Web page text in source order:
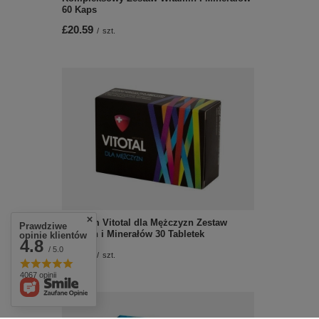
60 Kaps
£20.59 / szt.
Aflofarm Vitotal dla Mężczyzn Zestaw
Witamin i Minerałów 30 Tabletek
£14.59 / szt.
Prawdziwe
opinie klientów
4.8 / 5.0
4067 opinii